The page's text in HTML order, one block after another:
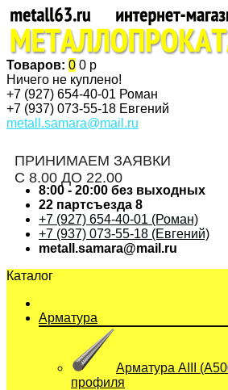
Товаров: 0 0 р
Ничего не куплено!
+7 (927) 654-40-01 Роман
+7 (937) 073-55-18 Евгений
metall.samara@mail.ru
ПРИНИМАЕМ ЗАЯВКИ
С 8.00 ДО 22.00
8:00 - 20:00 без выходных
22 партсъезда 8
+7 (927) 654-40-01 (Роман)
+7 (937) 073-55-18 (Евгений)
metall.samara@mail.ru
Каталог
Арматура
Арматура АIII
профиля